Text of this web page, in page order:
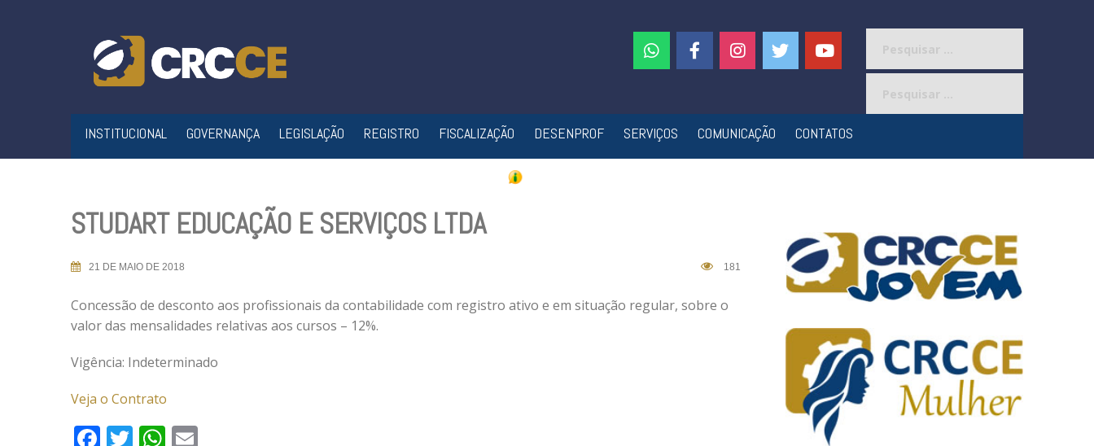
INSTITUCIONAL GOVERNANÇA LEGISLAÇÃO REGISTRO FISCALIZAÇÃO DESENPROF SERVIÇOS COMUNICAÇÃO CONTATOS
STUDART EDUCAÇÃO E SERVIÇOS LTDA
21 DE MAIO DE 2018 181
Concessão de desconto aos profissionais da contabilidade com registro ativo e em situação regular, sobre o
valor das mensalidades relativas aos cursos – 12%.
Vigência: Indeterminado
Veja o Contrato
Facebook
TwitterWhatsApp